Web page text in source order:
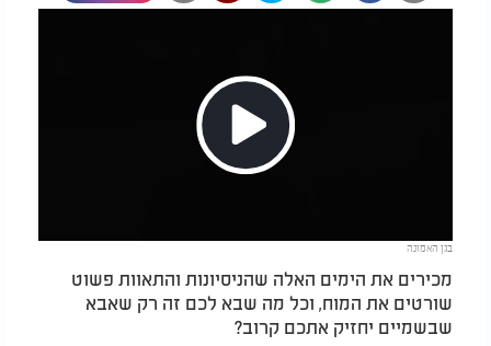
Play
Video
בגן האמונה
מכירים את הימים האלה שהניסיונות והתאוות פשוט
שורטים את המוח, וכל מה שבא לכם זה רק שאבא
שבשמיים יחזיק אתכם קרוב?